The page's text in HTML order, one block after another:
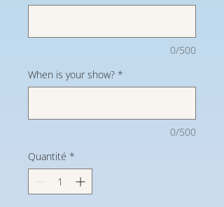
0/500
When is your show? *
0/500
Quantité *